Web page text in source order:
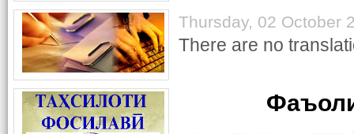
Thursday, 02 October
There are no